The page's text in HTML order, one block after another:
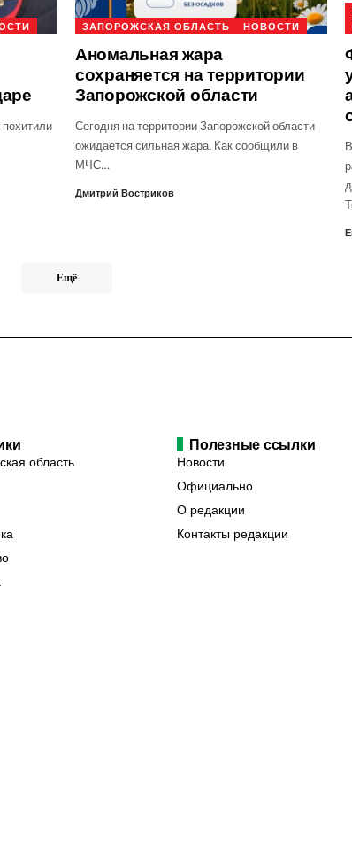
ЗАПОРОЖСКАЯ ОБЛАСТЬ НОВОСТИ
Аномальная жара
сохраняется на территории
Запорожской области
Сегодня на территории Запорожской области
ожидается сильная жара. Как сообщили в
МЧС…
Дмитрий Востриков
Ещё
область
Полезные ссылки
Новости
Официально
О редакции
Контакты редакции